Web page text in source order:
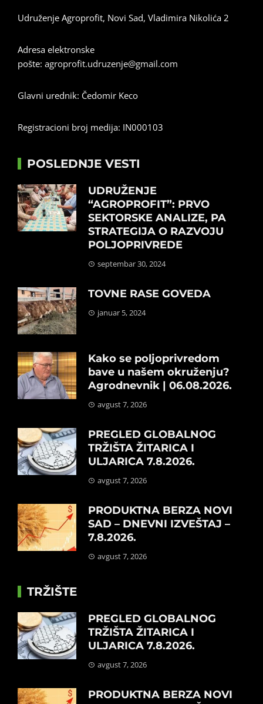
Udruženje Agroprofit, Novi Sad, Vladimira Nikolića 2
Adresa elektronske
pošte: agroprofit.udruzenje@gmail.com
Glavni urednik: Čedomir Keco
Registracioni broj medija: IN000103
POSLEDNJE VESTI
UDRUŽENJE
“AGROPROFIT”: PRVO
SEKTORSKE ANALIZE, PA
STRATEGIJA O RAZVOJU
POLJOPRIVREDE
septembar 30, 2024
TOVNE RASE GOVEDA
januar 5, 2024
Kako se poljoprivredom
bave u našem okruženju?
Agrodnevnik | 06.08.2026.
avgust 7, 2026
PREGLED GLOBALNOG
TRŽIŠTA ŽITARICA I
ULJARICA 7.8.2026.
avgust 7, 2026
PRODUKTNA BERZA NOVI
SAD – DNEVNI IZVEŠTAJ –
7.8.2026.
avgust 7, 2026
TRŽIŠTE
PREGLED GLOBALNOG
TRŽIŠTA ŽITARICA I
ULJARICA 7.8.2026.
avgust 7, 2026
PRODUKTNA BERZA NOVI